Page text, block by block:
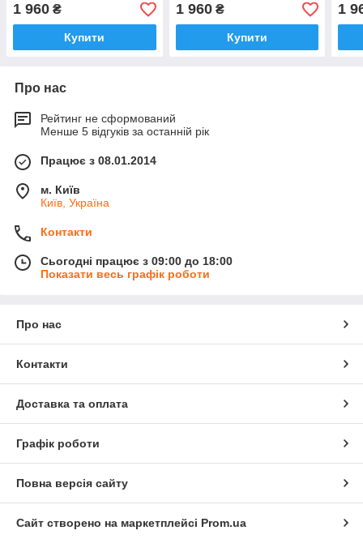
1 960 ₴
Купити
1 960₴
Купити
1
Про нас
Рейтинг не сформований
Менше 5 відгуків за останній рік
Працює з 08.01.2014
м. Київ
Київ, Україна
Контакти
Сьогодні працює з 09:00 до 18:00
Показати весь графік роботи
Про нас
Контакти
Доставка та оплата
Графік роботи
Повна версія сайту
Сайт створено на маркетплейсі Prom.ua